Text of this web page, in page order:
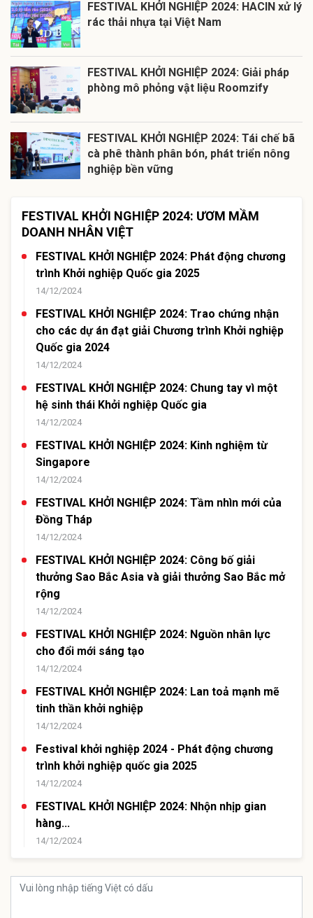
FESTIVAL KHỞI NGHIỆP 2024: HACIN xử lý
rác thải nhựa tại Việt Nam
FESTIVAL KHỞI NGHIỆP 2024: Giải pháp
phòng mô phỏng vật liệu Roomzify
FESTIVAL KHỞI NGHIỆP 2024: Tái chế bã
cà phê thành phân bón, phát triển nông
nghiệp bền vững
FESTIVAL KHỞI NGHIỆP 2024: ƯƠM MẦM
DOANH NHÂN VIỆT
FESTIVAL KHỞI NGHIỆP 2024: Phát động chương
trình Khởi nghiệp Quốc gia 2025
14/12/2024
FESTIVAL KHỞI NGHIỆP 2024: Trao chứng nhận
cho các dự án đạt giải Chương trình Khởi nghiệp
Quốc gia 2024
14/12/2024
FESTIVAL KHỞI NGHIỆP 2024: Chung tay vì một
hệ sinh thái Khởi nghiệp Quốc gia
14/12/2024
FESTIVAL KHỞI NGHIỆP 2024: Kinh nghiệm từ
Singapore
14/12/2024
FESTIVAL KHỞI NGHIỆP 2024: Tầm nhìn mới của
Đồng Tháp
14/12/2024
FESTIVAL KHỞI NGHIỆP 2024: Công bố giải
thưởng Sao Bắc Asia và giải thưởng Sao Bắc mở
rộng
14/12/2024
FESTIVAL KHỞI NGHIỆP 2024: Nguồn nhân lực
cho đổi mới sáng tạo
14/12/2024
FESTIVAL KHỞI NGHIỆP 2024: Lan toả mạnh mẽ
tinh thần khởi nghiệp
14/12/2024
Festival khởi nghiệp 2024 - Phát động chương
trình khởi nghiệp quốc gia 2025
14/12/2024
FESTIVAL KHỞI NGHIỆP 2024: Nhộn nhịp gian
hàng...
14/12/2024